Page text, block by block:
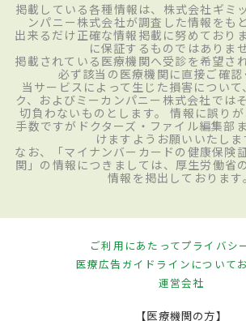
掲載している各種情報は、株式会社ギミ
ンパニー株式会社が調査した情報をも
出来るだけ正確な情報掲載に努めており
に保証するものではありませ
掲載されている医療機関へ受診を希望さ
必ず該当の医療機関に直接ご確認
当サービスによって生じた損害について
ク、およびミーカンパニー株式会社では
切負わないものとします。 情報に誤り
手数ですがドクターズ・ファイル編集部
けますようお願いいたしま
なお、「マイナンバーカードの健康保険
関」の情報につきましては、厚生労働省
情報を掲出しております。
ご利用にあたってプライバシ
医療広告ガイドラインについて
運営会社
【医療機関の方】